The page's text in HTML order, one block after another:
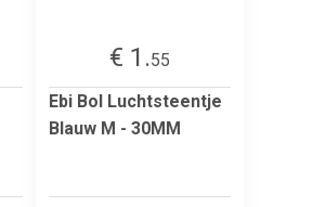
€ 1.55
Ebi Bol Luchtsteentje
Blauw M - 30MM